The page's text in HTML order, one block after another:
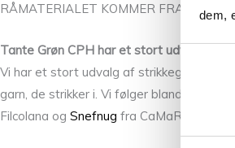
dem,
RÅMATERIALET KOMMER FRA: NORGE
Tante Grøn CPH har et stort udvalg af
Vi har et stort udvalg af strikkegarner
garn, de strikker i. Vi følger blandt
Filcolana og Snefnug fra CaMaRose.